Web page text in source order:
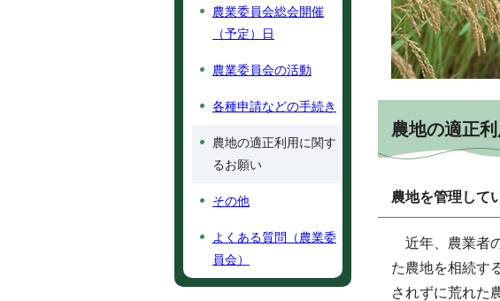
農地の適正
農地を管理して
近年、農業者
た農地を相続す
されずに荒れた
農業委員会総会開催
（予定）日
農業委員会の活動
各種申請などの手続き
農地の適正利用に関す
るお願い
その他
よくある質問（農業委
員会）